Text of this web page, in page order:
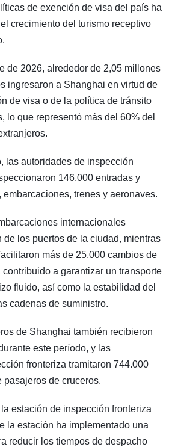
de exención de visa del país ha
crecimiento del turismo receptivo
de 2026, alrededor de 2,05 millones
ingresaron a Shanghai en virtud de
de visa o de la política de tránsito
lo que representó más del 60% del
las autoridades de inspección
146.000 entradas y
trenes y aeronaves.
internacionales
de los puertos de la ciudad, mientras
más de 25.000 cambios de
a garantizar un transporte
fluido, así como la estabilidad del
cadenas de suministro.
de Shanghai también recibieron
este período, y las
fronteriza tramitaron 744.000
pasajeros de cruceros.
estación de inspección fronteriza
la estación ha implementado una
reducir los tiempos de despacho